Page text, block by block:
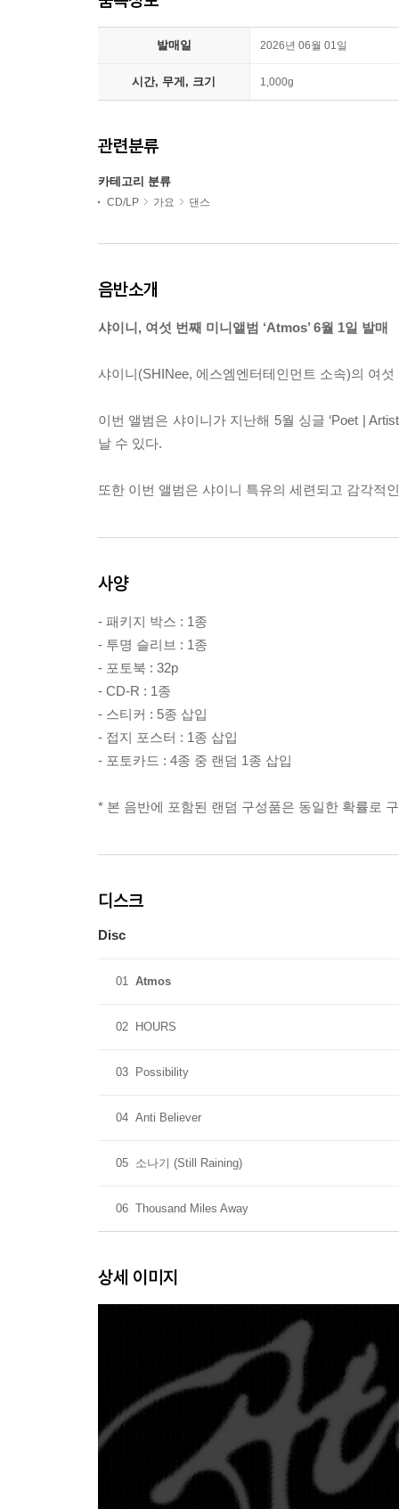
발매일 2026년 06월 01일
시간, 무게, 크기 1,000g
관련분류
카테고리 분류
CD/LP 가요 댄스
음반소개
샤이니, 여섯 번째 미니앨범 ‘Atmos’ 6월 1일 발매
샤이니(SHINee, 에스엠엔터테인먼트 소속)의 여섯
이번 앨범은 샤이니가 지난해 5월 싱글 ‘Poet |
날 수 있다.
또한 이번 앨범은 샤이니 특유의 세련되고 감각적
사양
- 패키지 박스 : 1종
- 투명 슬리브 : 1종
- 포토북 : 32p
- CD-R : 1종
- 스티커 : 5종 삽입
- 접지 포스터 : 1종 삽입
- 포토카드 : 4종 중 랜덤 1종 삽입
* 본 음반에 포함된 랜덤 구성품은 동일한 확률로
디스크
Disc
01 Atmos
02 HOURS
03 Possibility
04 Anti Believer
05 소나기 (Still Raining)
06 Thousand Miles Away
상세 이미지